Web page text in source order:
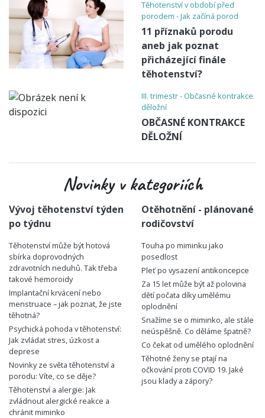
Těhotenství v období před
porodem - Jak začíná porod
11 příznaků porodu
aneb jak poznat
přicházející finále
těhotenství?
III. trimestr - Občasné kontrakce
děložní
OBČASNÉ KONTRAKCE
DĚLOŽNÍ
Novinky v kategoriích
Vývoj těhotenství týden
po týdnu
Těhotenství může být hotová
sbírka doprovodných
zdravotních neduhů. Tak třeba
takové hemoroidy
Implantační krvácení nebo
menstruace – jak poznat, že jste
těhotná?
Psychická pohoda v těhotenství:
Jak zvládat stres, úzkost a
deprese
Novinky ze světa těhotenství a
porodu: Víte, co se děje?
Těhotenství a alergie: Jak
zvládnout alergické reakce a
chránit miminko
Otěhotnění - plánované
rodičovství
Touha po miminku jako
posedlost
Pleť po vysazení antikoncepce
Za 15 let může být až polovina
dětí počata díky umělému
oplodnění
Snažíme se o miminko, ale stále
neúspěšně. Co děláme špatně?
Co čekat od umělého oplodnění
Těhotné ženy se ptají na
očkování proti COVID 19. Jaké
jsou klady a zápory?